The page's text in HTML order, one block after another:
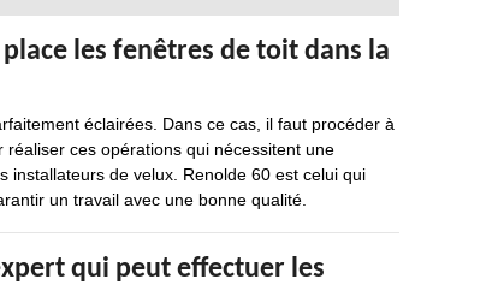
les fenêtres de toit dans la
éclairées. Dans ce cas, il faut procéder à
ces opérations qui nécessitent une
installateurs de velux. Renolde 60 est celui qui
un travail avec une bonne qualité.
qui peut effectuer les